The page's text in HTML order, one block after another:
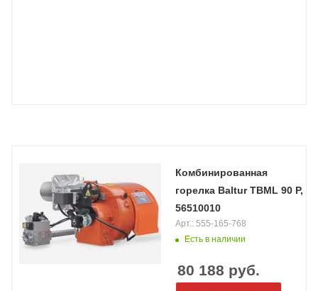
Комбинированная
горелка Baltur TBML 90 P,
56510010
Есть в наличии
Арт.: 555-165-768
80 188 руб.